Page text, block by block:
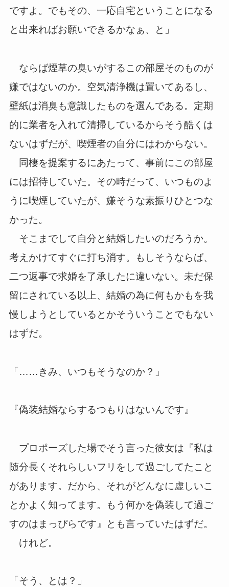
ですよ。でもその、一応自宅ということになる
と出来ればお願いできるかなぁ、と」
ならば煙草の臭いがするこの部屋そのものが
嫌ではないのか。空気清浄機は置いてあるし、
壁紙は消臭も意識したものを選んである。定期
的に業者を入れて清掃しているからそう酷くは
ないはずだが、喫煙者の自分にはわからない。
同棲を提案するにあたって、事前にこの部屋
には招待していた。その時だって、いつものよ
うに喫煙していたが、嫌そうな素振りひとつな
かった。
そこまでして自分と結婚したいのだろうか。
考えかけてすぐに打ち消す。もしそうならば、
二つ返事で求婚を了承したに違いない。未だ保
留にされている以上、結婚の為に何もかもを我
慢しようとしているとかそういうことでもない
はずだ。
「……きみ、いつもそうなのか？」
『偽装結婚ならするつもりはないんです』
プロポーズした場でそう言った彼女は『私は
随分長くそれらしいフリをして過ごしてたこと
があります。だから、それがどんなに虚しいこ
とかよく知ってます。もう何かを偽装して過ご
すのはまっぴらです』とも言っていたはずだ。
けれど。
「そう、とは？」